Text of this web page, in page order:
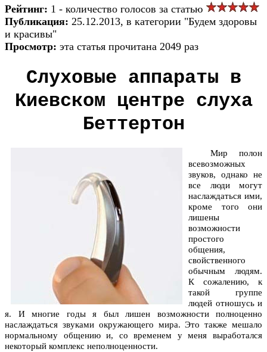
Рейтинг: 1 - количество голосов за статью
Публикация: 25.12.2013, в категории "Будем здоровы
и красивы"
Просмотр: эта статья прочитана 2049 раз
Слуховые аппараты в
Киевском центре слуха
Беттертон
Мир полон
всевозможных
звуков, однако не
все люди могут
наслаждаться ими,
кроме того они
лишены
возможности
простого
общения,
свойственного
обычным людям.
К сожалению, к
такой группе
людей отношусь и
я. И многие годы я был лишен возможности полноценно
наслаждаться звуками окружающего мира. Это также мешало
нормальному общению и, со временем у меня выработался
некоторый комплекс неполноценности.